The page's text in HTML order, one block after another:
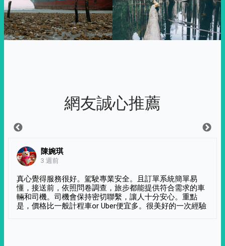
網友誠心推薦
陳婉琪
3 週前
真心覺得服務很好。駕駛專業安全。且訂單系統簡單易
懂，接送前，依照問卷調查，旅步都能提供符合需求的車
輛和司機。司機會保持密切聯繫，讓人十分安心。重點
是，價格比一般計程車or Uber便宜多。很美好的一次經驗